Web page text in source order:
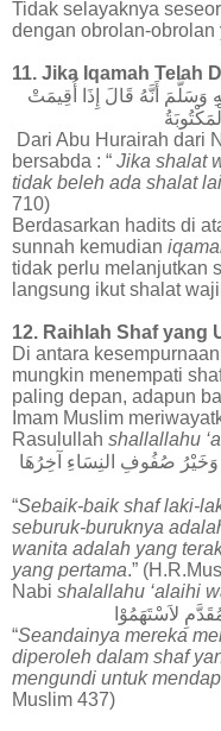
Tidak selayaknya
dengan obrolan-obrolan
11. Jika Iqamah Telah
وَسَلَّمَ أَنَّهُ قَالَ إِذَا أُقِيمَتْ
Dari Abu Hurairah dari
bersabda : “ Jika shalat
tidak beleh ada shalat
710)
Berdasarkan hadits di
sunnah kemudian
tidak perlu melanjutkan
langsung ikut shalat
12. Raihlah Shaf yang
Di antara
mungkin menempati
paling depan, adapun
Imam Muslim
Rasulullah shallallahu
وَخَيْرُ صُفُوفِ النِسَاءِ آخِرُهَا
“Sebaik-baik shaf laki-
seburuk-buruknya
wanita adalah yang
yang pertama.”
Nabi shalallahu ‘alaihi
لاَسْتَهَمُوْا
“Seandainya mereka
diperoleh dalam shaf
mengundi untuk
Muslim 437)